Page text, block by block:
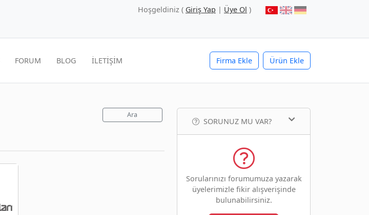
Hoşgeldiniz ( Giriş Yap | Üye Ol )
Firma Ekle Ürün Ekle
FORUM BLOG İLETİŞİM
Ara
SORUNUZ MU VAR?
Sorularınızı forumumuza yazarak
üyelerimizle fikir alışverişinde
bulunabilirsiniz.